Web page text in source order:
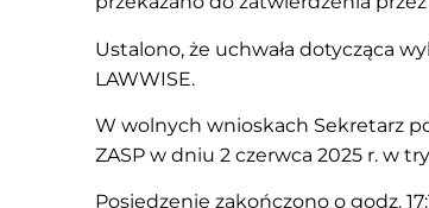
Ustalono, że uchwała dotycząca
LAWWISE.
W wolnych wnioskach Sekretarz
ZASP w dniu 2 czerwca 2025 r. w
Posiedzenie zakończono o godz.